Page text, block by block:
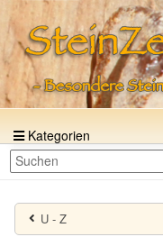
Kategorien
U - Z